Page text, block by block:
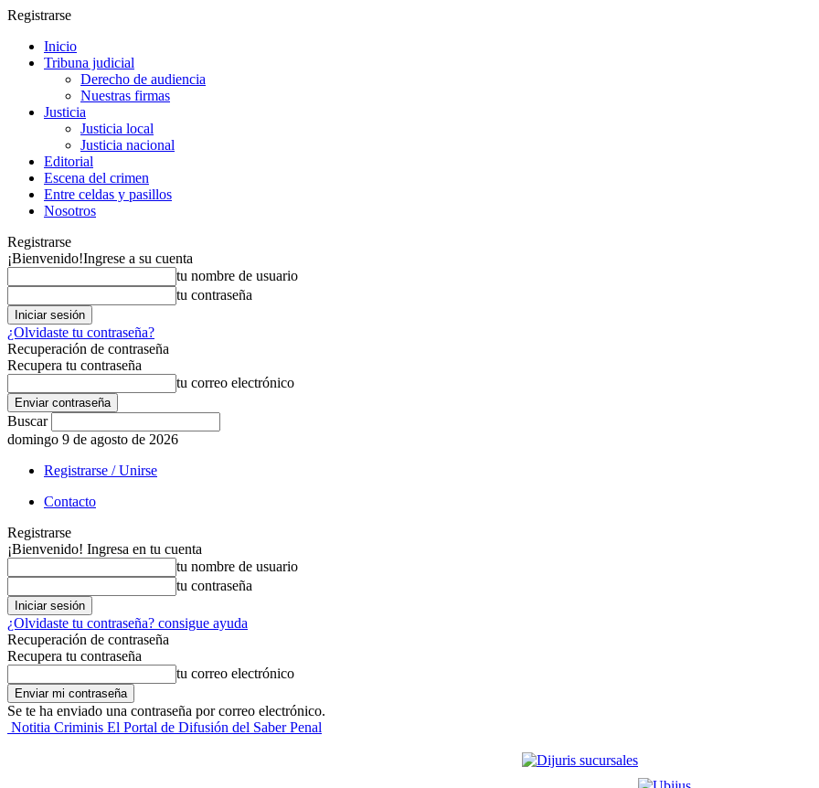
Registrarse
Inicio
Tribuna judicial
Derecho de audiencia
Nuestras firmas
Justicia
Justicia local
Justicia nacional
Editorial
Escena del crimen
Entre celdas y pasillos
Nosotros
Registrarse
¡Bienvenido!Ingrese a su cuenta
tu nombre de usuario
tu contraseña
¿Olvidaste tu contraseña?
Recuperación de contraseña
Recupera tu contraseña
tu correo electrónico
Buscar
domingo 9 de agosto de 2026
Registrarse / Unirse
Contacto
Registrarse
¡Bienvenido! Ingresa en tu cuenta
tu nombre de usuario
tu contraseña
¿Olvidaste tu contraseña? consigue ayuda
Recuperación de contraseña
Recupera tu contraseña
tu correo electrónico
Se te ha enviado una contraseña por correo electrónico.
Notitia Criminis El Portal de Difusión del Saber Penal